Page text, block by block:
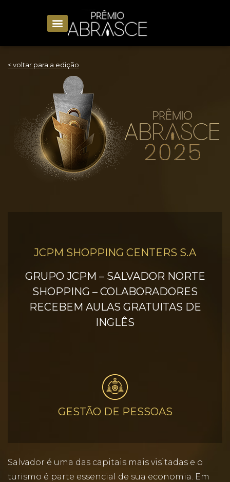
< voltar para a edição
JCPM SHOPPING CENTERS S.A
GRUPO JCPM – SALVADOR NORTE
SHOPPING – COLABORADORES
RECEBEM AULAS GRATUITAS DE
INGLÊS
GESTÃO DE PESSOAS
Salvador é uma das capitais mais visitadas e o
turismo é parte essencial de sua economia. Em